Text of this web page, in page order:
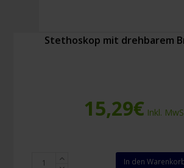
Stethoskop mit drehbarem
15,29€ Inkl.
Stethoskop
In den